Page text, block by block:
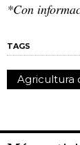
*Con
TAGS
Agricultura